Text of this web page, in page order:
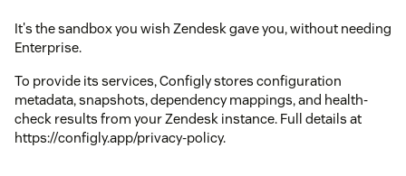
It's the sandbox you wish Zendesk gave you, without needing
Enterprise.
To provide its services, Configly stores configuration
metadata, snapshots, dependency mappings, and health-
check results from your Zendesk instance. Full details at
https://configly.app/privacy-policy.